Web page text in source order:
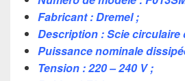
Fabricant : Dremel ;
Description : Scie circulaire
Puissance nominale
Tension : 220 – 240 V ;